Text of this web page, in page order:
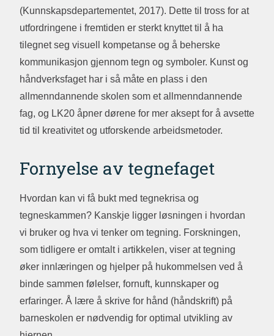
(Kunnskapsdepartementet, 2017). Dette til tross for at
utfordringene i fremtiden er sterkt knyttet til å ha
tilegnet seg visuell kompetanse og å beherske
kommunikasjon gjennom tegn og symboler. Kunst og
håndverksfaget har i så måte en plass i den
allmenndannende skolen som et allmenndannende
fag, og LK20 åpner dørene for mer aksept for å avsette
tid til kreativitet og utforskende arbeidsmetoder.
Fornyelse av tegnefaget
Hvordan kan vi få bukt med tegnekrisa og
tegneskammen? Kanskje ligger løsningen i hvordan
vi bruker og hva vi tenker om tegning. Forskningen,
som tidligere er omtalt i artikkelen, viser at tegning
øker innlæringen og hjelper på hukommelsen ved å
binde sammen følelser, fornuft, kunnskaper og
erfaringer. Å lære å skrive for hånd (håndskrift) på
barneskolen er nødvendig for optimal utvikling av